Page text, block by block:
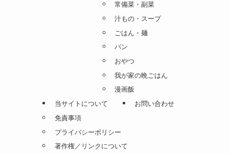
常備菜・副菜
汁もの・スープ
ごはん・麺
パン
おやつ
我が家の晩ごはん
漫画飯
当サイトについて
免責事項
プライバシーポリシー
著作権／リンクについて
お問い合わせ